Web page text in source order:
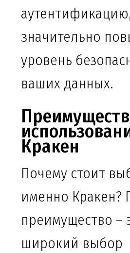
значительно
уровень
ваших данных.
Кракен
Почему стоит
именно Кракен?
преимущество –
широкий выбор